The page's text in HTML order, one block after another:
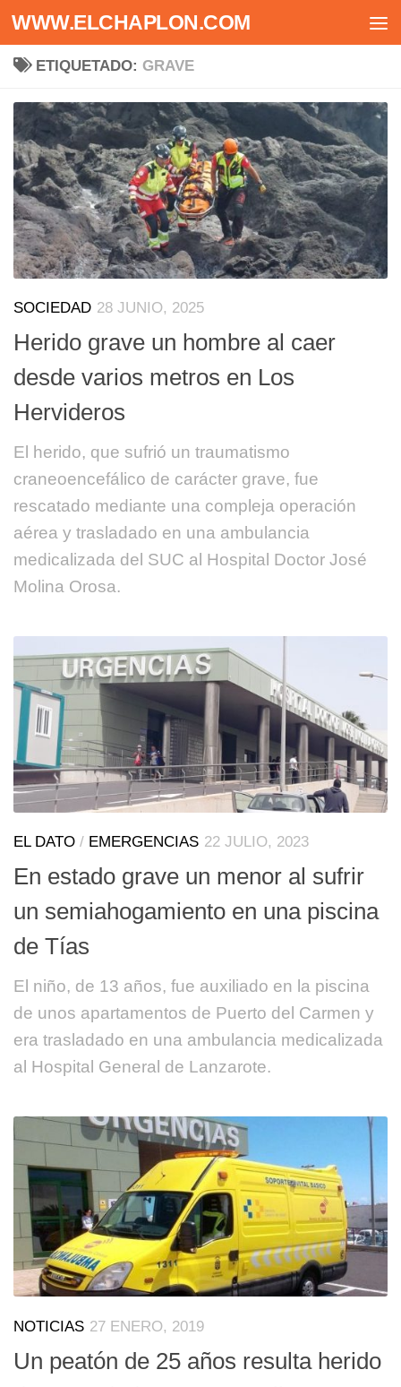
Saltar al contenido
WWW.ELCHAPLON.COM
ETIQUETADO: GRAVE
SOCIEDAD 28 JUNIO, 2025
Herido grave un hombre al caer
desde varios metros en Los
Hervideros
El herido, que sufrió un traumatismo
craneoencefálico de carácter grave, fue
rescatado mediante una compleja operación
aérea y trasladado en una ambulancia
medicalizada del SUC al Hospital Doctor José
Molina Orosa.
EL DATO / EMERGENCIAS 22 JULIO, 2023
En estado grave un menor al sufrir
un semiahogamiento en una piscina
de Tías
El niño, de 13 años, fue auxiliado en la piscina
de unos apartamentos de Puerto del Carmen y
era trasladado en una ambulancia medicalizada
al Hospital General de Lanzarote.
NOTICIAS 27 ENERO, 2019
Un peatón de 25 años resulta herido